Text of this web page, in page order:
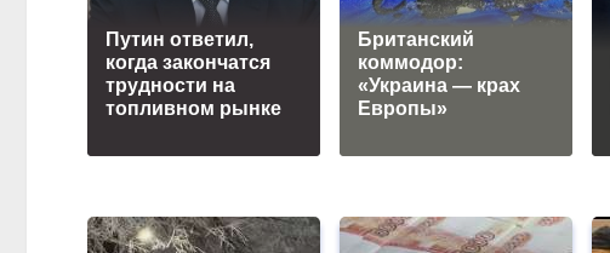
Путин ответил,
когда закончатся
трудности на
топливном рынке
Британский
коммодор:
«Украина — крах
Европы»